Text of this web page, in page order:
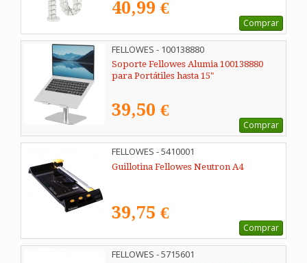
40,99 €
Comprar
FELLOWES - 100138880
Soporte Fellowes Alumia 100138880
para Portátiles hasta 15"
39,50 €
Comprar
FELLOWES - 5410001
Guillotina Fellowes Neutron A4
39,75 €
Comprar
FELLOWES - 5715601